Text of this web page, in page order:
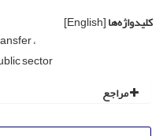
کلیدواژه‌ها[English]
sector
مراجع